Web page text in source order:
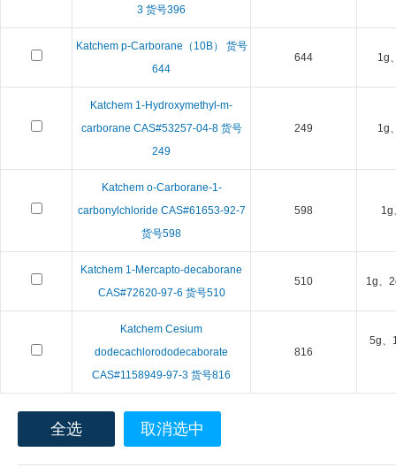
3 货号396
Katchem p-Carborane（10B） 货号
644
644 1g
Katchem 1-Hydroxymethyl-m-
carborane CAS#53257-04-8 货号
249
249 1g
Katchem o-Carborane-1-
carbonylchloride CAS#61653-92-7
货号598
598 1g
Katchem 1-Mercapto-decaborane
CAS#72620-97-6 货号510
510 1g、
Katchem Cesium
dodecachlorododecaborate
CAS#1158949-97-3 货号816
816
5g、
全选 取消选中